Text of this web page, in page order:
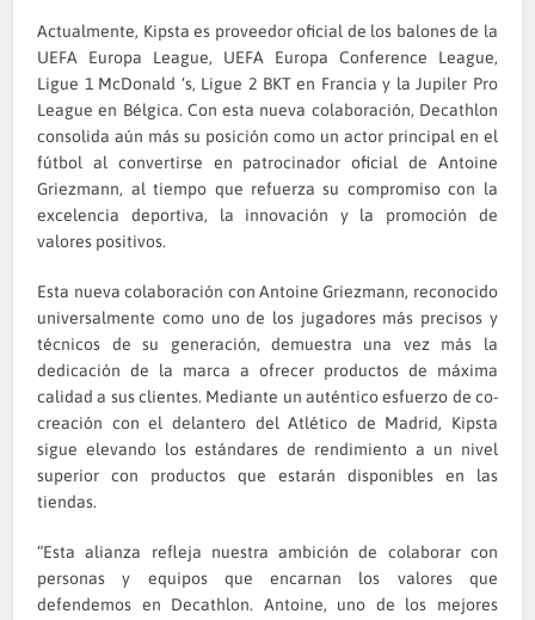
Actualmente, Kipsta es proveedor oficial de los balones de la
UEFA Europa League, UEFA Europa Conference League,
Ligue 1 McDonald ‘s, Ligue 2 BKT en Francia y la Jupiler Pro
League en Bélgica. Con esta nueva colaboración, Decathlon
consolida aún más su posición como un actor principal en el
fútbol al convertirse en patrocinador oficial de Antoine
Griezmann, al tiempo que refuerza su compromiso con la
excelencia deportiva, la innovación y la promoción de
valores positivos.
Esta nueva colaboración con Antoine Griezmann, reconocido
universalmente como uno de los jugadores más precisos y
técnicos de su generación, demuestra una vez más la
dedicación de la marca a ofrecer productos de máxima
calidad a sus clientes. Mediante un auténtico esfuerzo de co-
creación con el delantero del Atlético de Madrid, Kipsta
sigue elevando los estándares de rendimiento a un nivel
superior con productos que estarán disponibles en las
tiendas.
“Esta alianza refleja nuestra ambición de colaborar con
personas y equipos que encarnan los valores que
defendemos en Decathlon. Antoine, uno de los mejores